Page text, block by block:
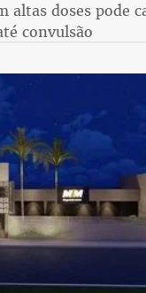
altas doses pode
convulsão